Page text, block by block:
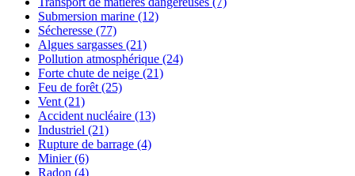
Submersion marine (12)
Sécheresse (77)
Algues sargasses (21)
Pollution atmosphérique (24)
Forte chute de neige (21)
Feu de forêt (25)
Vent (21)
Accident nucléaire (13)
Industriel (21)
Rupture de barrage (4)
Minier (6)
Radon (4)